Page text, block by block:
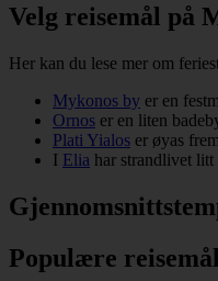
Velg reisemål på
Her kan du lese mer om
Mykonos by er en
Ornos er en liten
Plati Yialos er øyas
I Elia har strandlivet
Populære